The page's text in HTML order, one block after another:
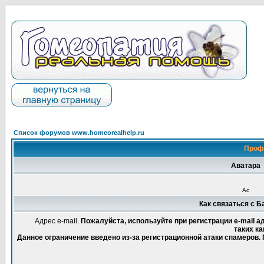
Список форумов www.homeorealhelp.ru
Аватара
Ас
Как связаться с
Адрес e-mail. Пожалуйста, используйте при регистрации e-mail
таких
Данное ограничение введено из-за регистрационной атаки